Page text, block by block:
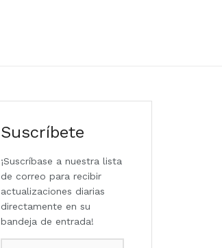
Suscríbete
¡Suscríbase a nuestra lista
de correo para recibir
actualizaciones diarias
directamente en su
bandeja de entrada!